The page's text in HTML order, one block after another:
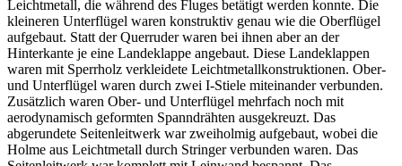
Leichtmetall, die während des Fluges betätigt werden konnte. Die
kleineren Unterflügel waren konstruktiv genau wie die Oberflügel
aufgebaut. Statt der Querruder waren bei ihnen aber an der
Hinterkante je eine Landeklappe angebaut. Diese Landeklappen
waren mit Sperrholz verkleidete Leichtmetallkonstruktionen. Ober-
und Unterflügel waren durch zwei I-Stiele miteinander verbunden.
Zusätzlich waren Ober- und Unterflügel mehrfach noch mit
aerodynamisch geformten Spanndrähten ausgekreuzt. Das
abgerundete Seitenleitwerk war zweiholmig aufgebaut, wobei die
Holme aus Leichtmetall durch Stringer verbunden waren. Das